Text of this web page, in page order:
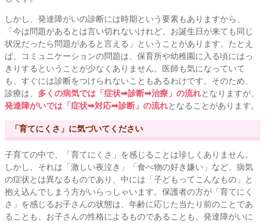
しかし、発達障がいの診断には時期という要素もありますから、
「今は問題があるとは言い切れないけれど、お誕生日が来ても同じ
状況だったら問題があると言える」ということがあります。たとえ
ば、コミュニケーションの問題は、保育所や幼稚園に入る頃にはっ
きりするということが少なくありません。医師も気になっていて
も、すぐには診断をつけられないこともあるわけです。そのため、
診療は、 多くの病気では「症状➡︎診断➡︎治療」の流れとなりますが、
発達障がいでは「症状➡︎対応➡︎診断」の流れとなることがあります。
「育てにくさ」に気づいてください
子育ての中で、「育てにくさ」を感じることは珍しくありません。
しかし、それは「激しい夜泣き」「食べ物の好き嫌い」など、病気
の症状とは異なるものであり、中には「子どもってこんなもの」と
抱え込んでしまう方がいらっしゃいます。保護者の方が「育てにく
さ」を感じるお子さんの状態は、年齢に応じた当たり前のことであ
ることも、お子さんの性格によるものであることも、発達障がいに